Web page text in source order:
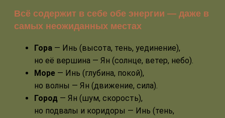
Всё содержит в себе обе энергии — даже в
самых неожиданных местах
Гора — Инь (высота, тень, уединение),
но её вершина — Ян (солнце, ветер, небо).
Море — Инь (глубина, покой),
но волны — Ян (движение, сила).
Город — Ян (шум, скорость),
но подвалы и коридоры — Инь (тень,